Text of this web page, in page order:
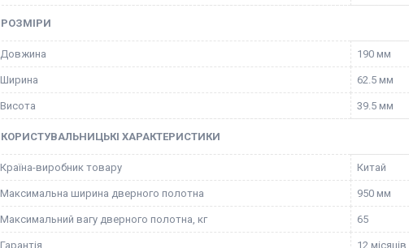
РОЗМІРИ
Довжина 190 мм
Ширина 62.5 мм
Висота 39.5 мм
КОРИСТУВАЛЬНИЦЬКІ ХАРАКТЕРИСТИКИ
Країна-виробник товару Китай
Максимальна ширина дверного полотна 950 мм
Максимальний вагу дверного полотна, кг 65
Гарантія 12 місяців